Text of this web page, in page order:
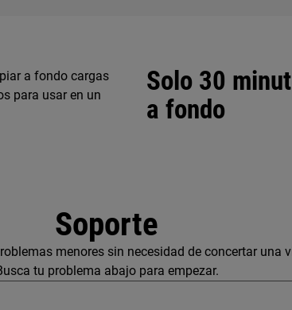
Solo 30
a fondo
a fondo cargas
para usar en un
Soporte
menores sin necesidad de concertar una
tu problema abajo para empezar.
soporte